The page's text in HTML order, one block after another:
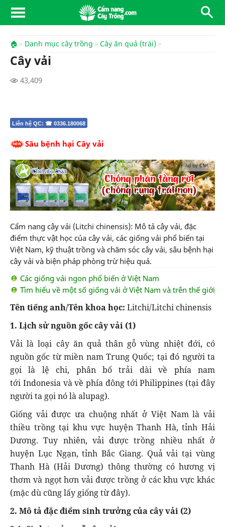
🏠 Danh mục cây trồng Cây ăn quả (trái)
Cây vải
43,409
Liên hệ QC: ☎ 0336.180068
Sâu bệnh hại Cây vải
Ad by CNCT
Cẩm nang cây vải (Litchi chinensis): Mô tả cây vải, đặc
điểm thực vật học của cây vải, các giống vải phổ biến tại
Việt Nam, kỹ thuật trồng và chăm sóc cây vải, sâu bệnh hại
cây vải và biện pháp phòng trừ hiệu quả.
Các giống vải ngon phổ biến ở Việt Nam
Tìm hiểu về một số giống vải ở Việt Nam và trên thế giới
Tên tiếng anh/Tên khoa học: Litchi/Litchi chinensis
1. Lịch sử nguồn gốc cây vải (1)
Vải là loại cây ăn quả thân gỗ vùng nhiệt đới, có
nguồn gốc từ miền nam Trung Quốc; tại đó người ta
gọi là lệ chi, phân bố trải dài về phía nam
tới Indonesia và về phía đông tới Philippines (tại đây
người ta gọi nó là alupag).
Giống vải được ưa chuộng nhất ở Việt Nam là vải
thiều trồng tại khu vực huyện Thanh Hà, tỉnh Hải
Dương. Tuy nhiên, vải được trồng nhiều nhất ở
huyện Lục Ngạn, tỉnh Bắc Giang. Quả vải tại vùng
Thanh Hà (Hải Dương) thông thường có hương vị
thơm và ngọt hơn vải được trồng ở các khu vực khác
(mặc dù cũng lấy giống từ đây).
2. Mô tả đặc điểm sinh trưởng của cây vải (2)